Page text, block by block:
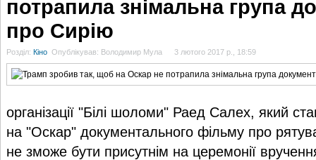
потрапила знімальна група
про Сирію
Розділ: Кіно Опублікував: Володимир Мула 3 лютого 2017 р., 18:59
організації "Білі шоломи" Раед Салех, який
на "Оскар" документального фільму про
не зможе бути присутнім на церемонії